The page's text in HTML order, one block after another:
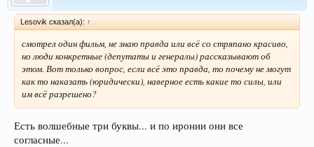
Lesovik сказал(а): ↑
смотрел один фильм, не знаю правда или всё со стряпано красиво,
но люди конкретные (депутаты и генералы) рассказывают об
этом. Вот только вопрос, если всё это правда, то почему не могут
как то наказать (юридически), наверное есть какие то силы, или
им всё разрешено?
Есть волшебные три буквы... и по иронии они все
согласные...